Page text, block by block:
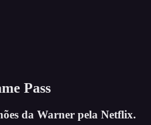
Pass
da Warner pela Netflix.